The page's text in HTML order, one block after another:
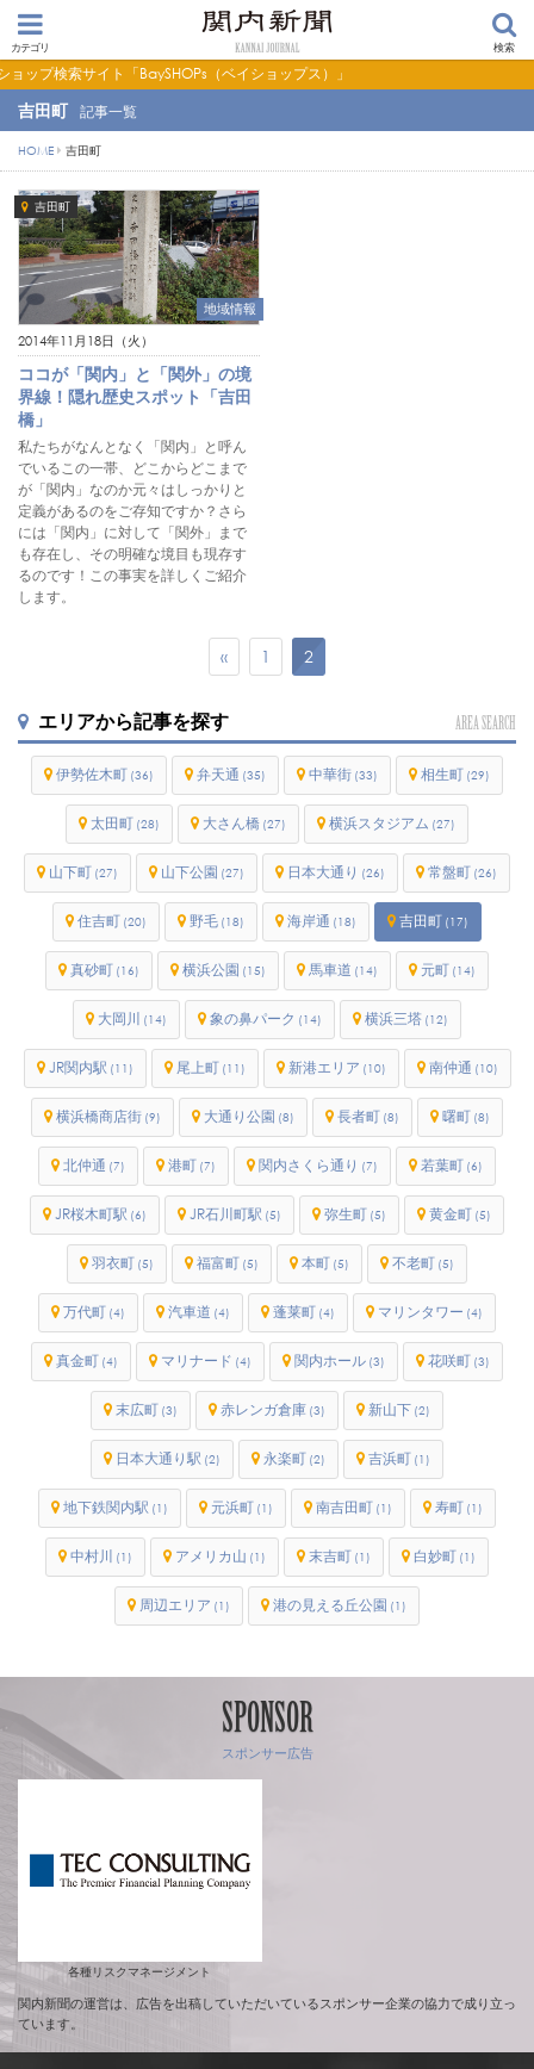
カテゴリ 検索
検索サイト「BaySHOPs（ベイショップス）」
吉田町 記事一覧
HOME 吉田町
吉田町
地域情報
2014年11月18日（火）
ココが「関内」と「関外」の境
界線！隠れ歴史スポット「吉田
橋」
私たちがなんとなく「関内」と呼ん
でいるこの一帯、どこからどこまで
が「関内」なのか元々はしっかりと
定義があるのをご存知ですか？さら
には「関内」に対して「関外」まで
も存在し、その明確な境目も現存す
るのです！この事実を詳しくご紹介
します。
« 1 2
エリアから記事を探す AREA SEARCH
伊勢佐木町 (36) 弁天通 (35) 中華街 (33) 相生町 (29)
太田町 (28) 大さん橋 (27) 横浜スタジアム (27)
山下町 (27) 山下公園 (27) 日本大通り (26) 常盤町 (26)
住吉町 (20) 野毛 (18) 海岸通 (18) 吉田町 (17)
真砂町 (16) 横浜公園 (15) 馬車道 (14) 元町 (14)
大岡川 (14) 象の鼻パーク (14) 横浜三塔 (12)
JR関内駅 (11) 尾上町 (11) 新港エリア (10) 南仲通 (10)
横浜橋商店街 (9) 大通り公園 (8) 長者町 (8) 曙町 (8)
北仲通 (7) 港町 (7) 関内さくら通り (7) 若葉町 (6)
JR桜木町駅 (6) JR石川町駅 (5) 弥生町 (5) 黄金町 (5)
羽衣町 (5) 福富町 (5) 本町 (5) 不老町 (5)
万代町 (4) 汽車道 (4) 蓬莱町 (4) マリンタワー (4)
真金町 (4) マリナード (4) 関内ホール (3) 花咲町 (3)
末広町 (3) 赤レンガ倉庫 (3) 新山下 (2)
日本大通り駅 (2) 永楽町 (2) 吉浜町 (1)
地下鉄関内駅 (1) 元浜町 (1) 南吉田町 (1) 寿町 (1)
中村川 (1) アメリカ山 (1) 末吉町 (1) 白妙町 (1)
周辺エリア (1) 港の見える丘公園 (1)
SPONSOR
スポンサー広告
各種リスクマネージメント
関内新聞の運営は、広告を出稿していただいているスポンサー企業の協力で成り立っ
ています。